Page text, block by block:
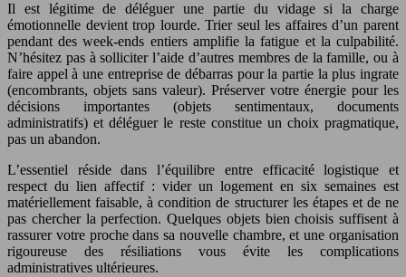
Il est légitime de déléguer une partie du vidage si la charge
émotionnelle devient trop lourde. Trier seul les affaires d’un parent
pendant des week-ends entiers amplifie la fatigue et la culpabilité.
N’hésitez pas à solliciter l’aide d’autres membres de la famille, ou à
faire appel à une entreprise de débarras pour la partie la plus ingrate
(encombrants, objets sans valeur). Préserver votre énergie pour les
décisions importantes (objets sentimentaux, documents
administratifs) et déléguer le reste constitue un choix pragmatique,
pas un abandon.
L’essentiel réside dans l’équilibre entre efficacité logistique et
respect du lien affectif : vider un logement en six semaines est
matériellement faisable, à condition de structurer les étapes et de ne
pas chercher la perfection. Quelques objets bien choisis suffisent à
rassurer votre proche dans sa nouvelle chambre, et une organisation
rigoureuse des résiliations vous évite les complications
administratives ultérieures.